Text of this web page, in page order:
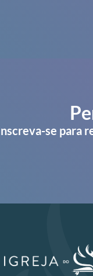
se para